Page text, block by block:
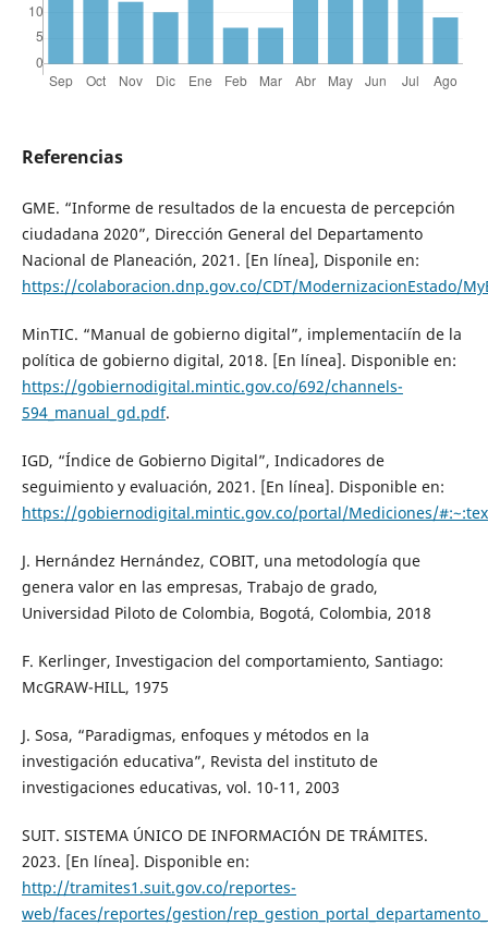
Referencias
GME. “Informe de resultados de la encuesta de percepción
ciudadana 2020”, Dirección General del Departamento
Nacional de Planeación, 2021. [En línea], Disponile en:
https://colaboracion.dnp.gov.co/CDT/ModernizacionEstado/
MinTIC. “Manual de gobierno digital”, implementaciín de la
política de gobierno digital, 2018. [En línea]. Disponible en:
https://gobiernodigital.mintic.gov.co/692/channels-
594_manual_gd.pdf.
IGD, “Índice de Gobierno Digital”, Indicadores de
seguimiento y evaluación, 2021. [En línea]. Disponible en:
https://gobiernodigital.mintic.gov.co/portal/Mediciones/
J. Hernández Hernández, COBIT, una metodología que
genera valor en las empresas, Trabajo de grado,
Universidad Piloto de Colombia, Bogotá, Colombia, 2018
F. Kerlinger, Investigacion del comportamiento, Santiago:
McGRAW-HILL, 1975
J. Sosa, “Paradigmas, enfoques y métodos en la
investigación educativa”, Revista del instituto de
investigaciones educativas, vol. 10-11, 2003
SUIT. SISTEMA ÚNICO DE INFORMACIÓN DE TRÁMITES.
2023. [En línea]. Disponible en:
http://tramites1.suit.gov.co/reportes-
web/faces/reportes/gestion/